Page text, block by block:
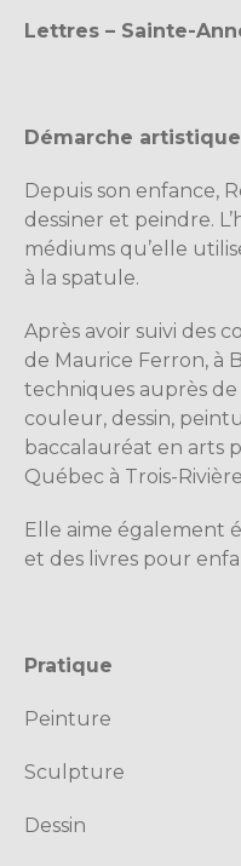
Lettres – Sainte-
Démarche artistique
Depuis son enfance,
dessiner et peindre.
médiums qu’elle
à la spatule.
Après avoir suivi des
de Maurice Ferron, à
techniques auprès
couleur, dessin,
baccalauréat en arts
Québec à Trois-
Elle aime également
et des livres pour
Pratique
Peinture
Sculpture
Dessin